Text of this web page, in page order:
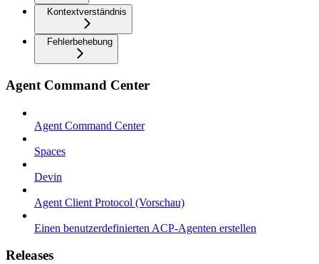
Kontextverständnis
Fehlerbehebung
Agent Command Center
Agent Command Center
Spaces
Devin
Agent Client Protocol (Vorschau)
Einen benutzerdefinierten ACP-Agenten erstellen
Releases